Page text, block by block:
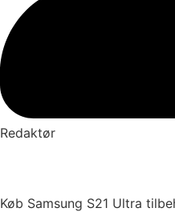
Redaktør
Køb Samsung S21 Ultra